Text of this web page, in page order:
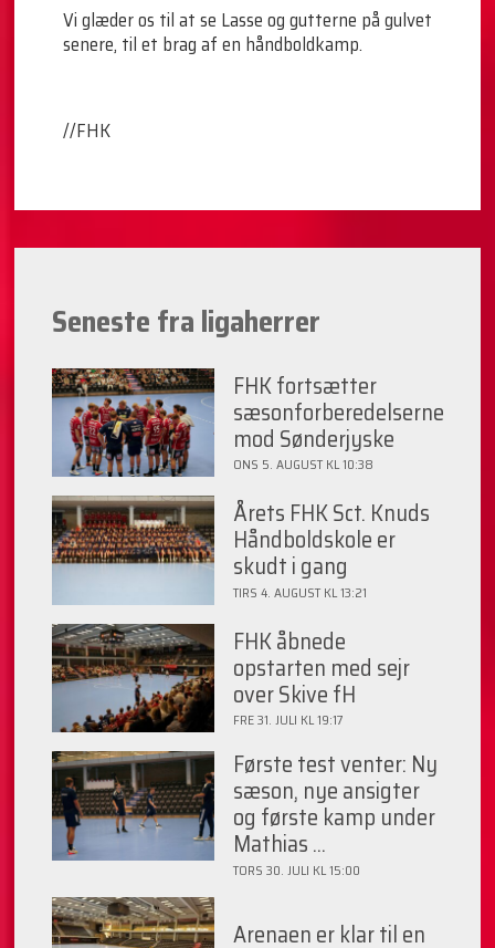
Vi glæder os til at se Lasse og gutterne på gulvet
senere, til et brag af en håndboldkamp.
//FHK
Seneste fra ligaherrer
FHK fortsætter
sæsonforberedelserne
mod Sønderjyske
ONS 5. AUGUST KL 10:38
Årets FHK Sct. Knuds
Håndboldskole er
skudt i gang
TIRS 4. AUGUST KL 13:21
FHK åbnede
opstarten med sejr
over Skive fH
FRE 31. JULI KL 19:17
Første test venter: Ny
sæson, nye ansigter
og første kamp under
Mathias ...
TORS 30. JULI KL 15:00
Arenaen er klar til en